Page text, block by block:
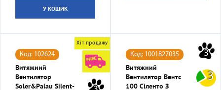
У КОШИК
Хіт продажу
Код: 102624
Витяжний
Вентилятор
Soler&Palau Silent-
3
3
Код: 1001827035
Витяжний
Вентилятор Вентс
100 Сіленто З